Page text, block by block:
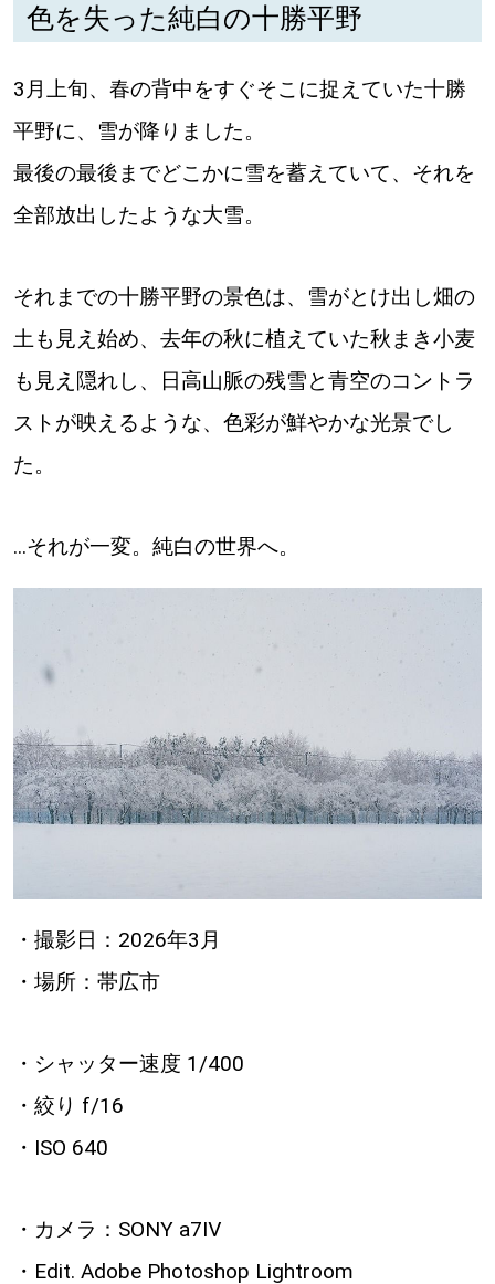
北海道で暮らす、あなたとつくる、
明日への”きっかけ”WEBマガジン
運営会社 広告掲載
情報提供・お問い合わせ
閉じる
色を失った純白の十勝平野
3月上旬、春の背中をすぐそこに捉えていた十勝
平野に、雪が降りました。
最後の最後までどこかに雪を蓄えていて、それを
全部放出したような大雪。
それまでの十勝平野の景色は、雪がとけ出し畑の
土も見え始め、去年の秋に植えていた秋まき小麦
も見え隠れし、日高山脈の残雪と青空のコントラ
ストが映えるような、色彩が鮮やかな光景でし
た。
...それが一変。純白の世界へ。
・撮影日：2026年3月
・場所：帯広市
・シャッター速度 1/400
・絞り f/16
・ISO 640
・カメラ：SONY a7Ⅳ
・Edit. Adobe Photoshop Lightroom